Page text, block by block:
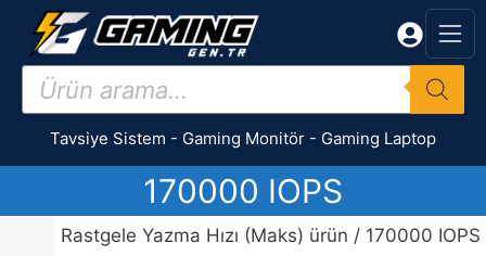
İçeriğe
Products
search
Tavsiye Sistem - Gaming Monitör - Gaming Laptop
170000 IOPS
Rastgele Yazma Hızı (Maks) ürün / 170000 IOPS